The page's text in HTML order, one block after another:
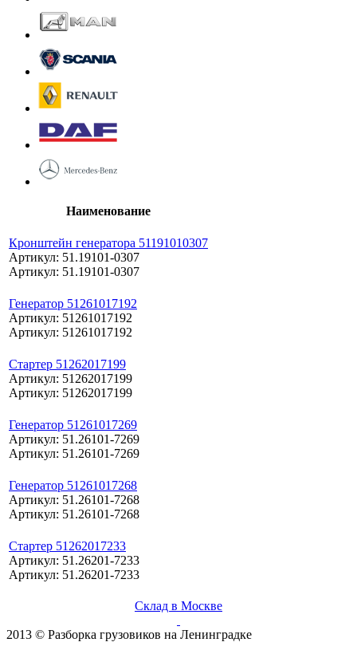
Наименование
Кронштейн генератора 51191010307
Артикул: 51.19101-0307
Артикул: 51.19101-0307
Генератор 51261017192
Артикул: 51261017192
Артикул: 51261017192
Стартер 51262017199
Артикул: 51262017199
Артикул: 51262017199
Генератор 51261017269
Артикул: 51.26101-7269
Артикул: 51.26101-7269
Генератор 51261017268
Артикул: 51.26101-7268
Артикул: 51.26101-7268
Стартер 51262017233
Артикул: 51.26201-7233
Артикул: 51.26201-7233
Склад в Москве
2013 © Разборка грузовиков на Ленинградке